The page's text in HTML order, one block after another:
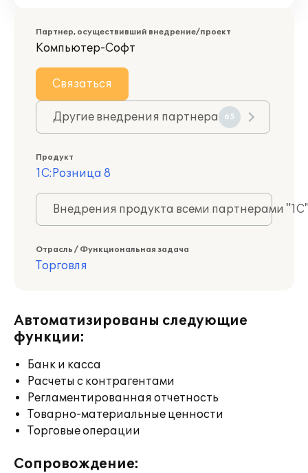
Партнер, осуществивший внедрение/проект
Компьютер-Софт
Связаться
Другие внедрения партнера 65
Продукт
1С:Розница 8
Внедрения продукта всеми партнерами
Отрасль / Функциональная задача
Торговля
Автоматизированы следующие
функции:
Банк и касса
Расчеты с контрагентами
Регламентированная отчетность
Товарно-материальные ценности
Торговые операции
Сопровождение: